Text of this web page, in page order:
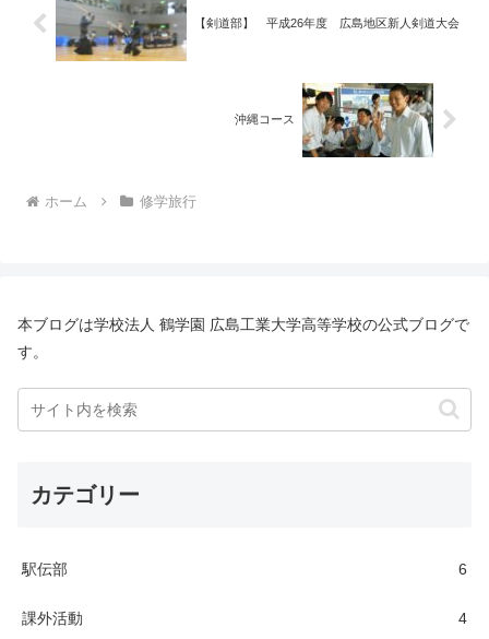
【剣道部】 平成26年度 広島地区新人剣道大会
沖縄コース
ホーム 修学旅行
本ブログは学校法人 鶴学園 広島工業大学高等学校の公式ブログで
す。
カテゴリー
駅伝部 6
課外活動 4